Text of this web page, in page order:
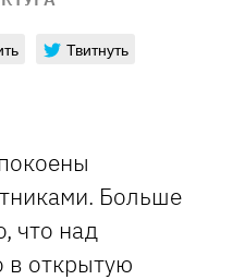
Твитнуть
Больше
что над
в открытую